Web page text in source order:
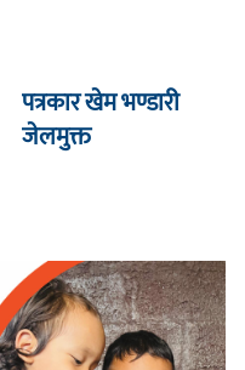
पत्रकार खेम भण्डारी
जेलमुक्त